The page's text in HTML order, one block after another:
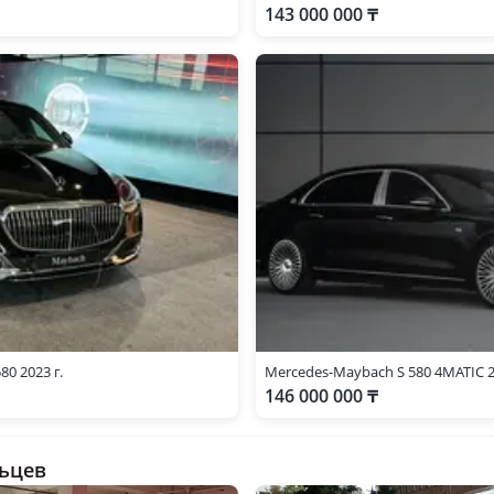
143 000 000 ₸
2023 г. Mercedes-Maybach S 580 4MATIC
146 000 000 ₸